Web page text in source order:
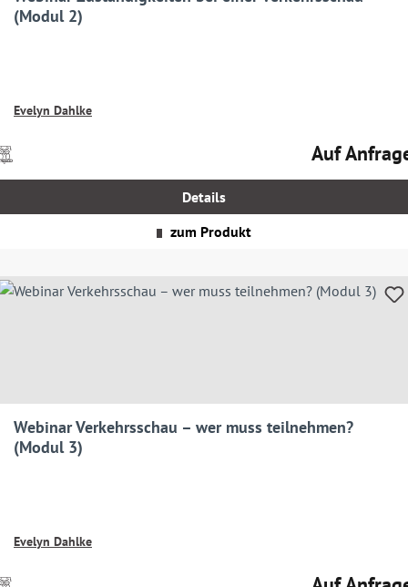
(Modul 2)
Evelyn Dahlke
Regulärer
Auf
Details
zum Produkt
Webinar Verkehrsschau – wer muss teilnehmen?
(Modul 3)
Evelyn Dahlke